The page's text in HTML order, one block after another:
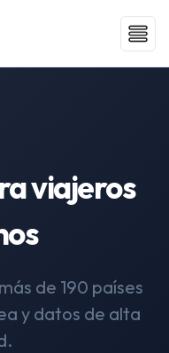
viajeros
de 190 países
y datos de alta